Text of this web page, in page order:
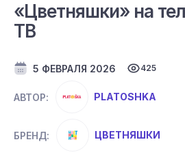
«Цветняшки» на
ТВ
5 ФЕВРАЛЯ 2026 425
АВТОР: PLATOSHKA
БРЕНД: ЦВЕТНЯШКИ